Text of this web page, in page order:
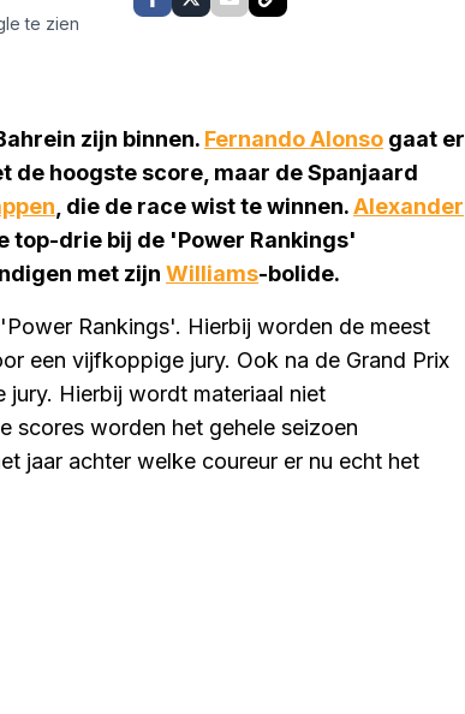
te zien
zijn binnen. Fernando Alonso gaat er
de hoogste score, maar de Spanjaard
, die de race wist te winnen.Alexander
top-drie bij de 'Power Rankings'
met zijn Williams-bolide.
Rankings'. Hierbij worden de meest
een vijfkoppige jury. Ook na de Grand Prix
jury. Hierbij wordt materiaal niet
scores worden het gehele seizoen
jaar achter welke coureur er nu echt het